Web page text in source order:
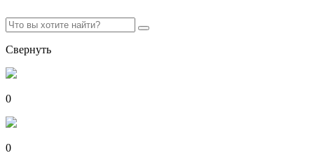
Свернуть
0
0